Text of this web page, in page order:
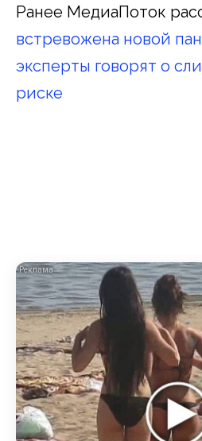
Ранее МедиаПоток
встревожена новой
эксперты говорят о
риске